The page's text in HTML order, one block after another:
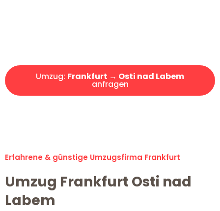
Umzug: Frankfurt → Osti nad Labem
anfragen
Erfahrene & günstige Umzugsfirma Frankfurt
Umzug Frankfurt Osti nad
Labem